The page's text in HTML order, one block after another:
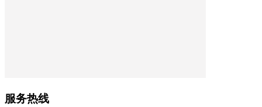
服务热线